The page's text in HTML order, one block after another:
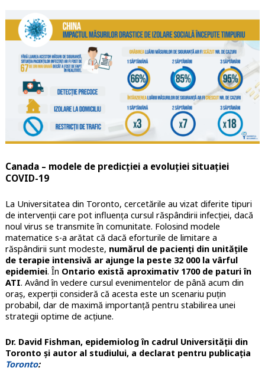
Canada – modele de predicției a evoluției situației
COVID-19
La Universitatea din Toronto, cercetările au vizat diferite tipuri
de intervenții care pot influența cursul răspândirii infecției, dacă
noul virus se transmite în comunitate. Folosind modele
matematice s-a arătat că dacă eforturile de limitare a
răspândirii sunt modeste, numărul de pacienți din unitățile
de terapie intensivă ar ajunge la peste 32 000 la vârful
epidemiei. În Ontario există aproximativ 1700 de paturi în
ATI. Având în vedere cursul evenimentelor de până acum din
oraș, experții consideră că acesta este un scenariu puțin
probabil, dar de maximă importanță pentru stabilirea unei
strategii optime de acțiune.
Dr. David Fishman, epidemiolog în cadrul Universității din
Toronto și autor al studiului, a declarat pentru publicația
Toronto: